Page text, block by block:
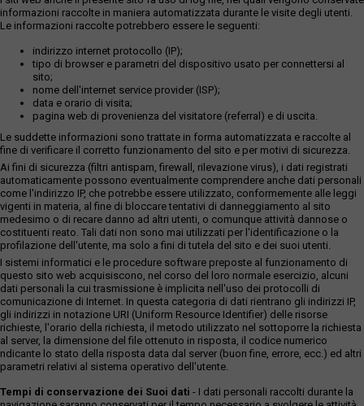
informazioni raccolte in maniera automatizzata durante le visite degli utenti.
Le informazioni raccolte potrebbero essere le seguenti:
indirizzo internet protocollo (IP);
tipo di browser e parametri del dispositivo usato per connettersi al
sito;
nome dell'internet service provider (ISP);
data e orario di visita;
pagina web di provenienza del visitatore (referral) e di uscita.
Le suddette informazioni sono trattate in forma automatizzata e raccolte al
fine di verificare il corretto funzionamento del sito e per motivi di sicurezza.
Ai fini di sicurezza (filtri antispam, firewall, rilevazione virus), i dati registrati
automaticamente possono eventualmente comprendere anche dati personali
come l'indirizzo IP, che potrebbe essere utilizzato, conformemente alle leggi
vigenti in materia, al fine di bloccare tentativi di danneggiamento al sito
medesimo o di recare danno ad altri utenti, o comunque attività dannose o
costituenti reato. Tali dati non sono mai utilizzati per l'identificazione o la
profilazione dell'utente, ma solo a fini di tutela del sito e dei suoi utenti.
I sistemi informatici e le procedure software preposte al funzionamento di
questo sito web acquisiscono, nel corso del loro normale esercizio, alcuni
dati personali la cui trasmissione è implicita nell'uso dei protocolli di
comunicazione di Internet. In questa categoria di dati rientrano gli indirizzi IP,
gli indirizzi in notazione URI (Uniform Resource Identifier) delle risorse
richieste, l'orario della richiesta, il metodo utilizzato nel sottoporre la richiesta
al server, la dimensione del file ottenuto in risposta, il codice numerico
ndicante lo stato della risposta data dal server (buon fine, errore, ecc.) ed altri
parametri relativi al sistema operativo dell'utente.
Tempi di conservazione dei Suoi dati - I dati personali raccolti durante la